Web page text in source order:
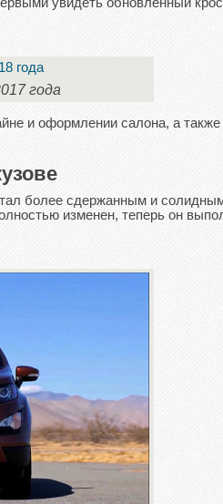
года
и оформлении салона, а
более сдержанным и
изменен, теперь он